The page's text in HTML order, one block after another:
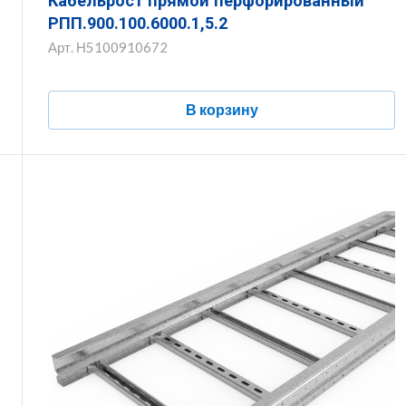
РПП.900.100.6000.1,5.2
Арт. Н5100910672
В корзину